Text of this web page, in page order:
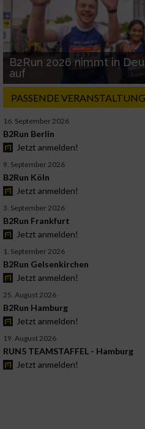
B2Run 2026 nimmt in
auf
PASSENDE
16. September 2026
B2Run Berlin
Jetzt anmelden!
9. September 2026
B2Run Köln
Jetzt anmelden!
3. September 2026
B2Run Frankfurt
Jetzt anmelden!
1. September 2026
B2Run Gelsenkirchen
Jetzt anmelden!
25. August 2026
B2Run Hamburg
Jetzt anmelden!
19. August 2026
RUN5 TEAMSTAFFEL - Hamburg
Jetzt anmelden!